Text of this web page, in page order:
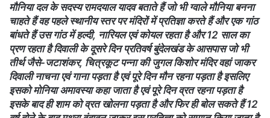
मौनिया दल के सदस्य रामदयाल यादव बताते हैं जो भी ग्वाले मौनिया बनना
चाहते हैं वह पहले स्थानीय स्तर पर मंदिरों में प्रतिज्ञा करते हैं और एक गांठ
बांधते हैं उस गांठ में हल्दी, नारियल एवं कोयल रहता है और 12 साल का
प्रण रहता है दिवाली के दूसरे दिन प्रतिवर्ष बुंदेलखंड के आसपास जो भी
तीर्थ जैसे-जटाशंकर, चित्रकूट पन्ना की जुगल किशोर मंदिर वहां जाकर
दिवाली नाचना एवं गाना पड़ता है एवं पूरे दिन मौन रहना पड़ता है इसलिए
इसको मोनिया अमावस्या कहा जाता है एवं पूरे दिन व्रत रहना पड़ता है
इसके बाद ही शाम को व्रत खोलना पड़ता है और फिर ही बोल सकते हैं 12